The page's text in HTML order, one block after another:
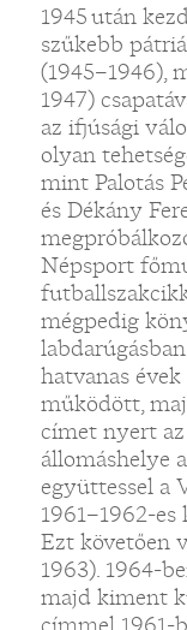
1945 után
szűkebb
(1945–1946),
1947)
az ifjúsági
olyan
mint Palotás
és Dékány
Népsport
mégpedig
hatvanas
működött,
címet nyert
állomáshelye
együttessel a
1961–1962-
Ezt követően
1963). 1964-
majd kiment